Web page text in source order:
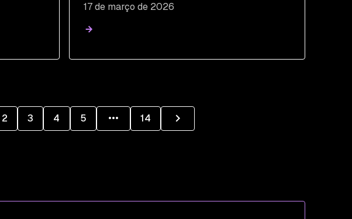
17 de março de 2026
2 3 4 5 14